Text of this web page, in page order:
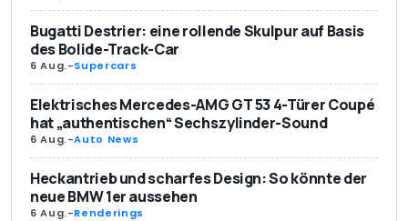
Bugatti Destrier: eine rollende Skulpur auf Basis
des Bolide-Track-Car
6 Aug.-Supercars
Elektrisches Mercedes-AMG GT 53 4-Türer Coupé
hat „authentischen“ Sechszylinder-Sound
6 Aug.-Auto News
Heckantrieb und scharfes Design: So könnte der
neue BMW 1er aussehen
6 Aug.-Renderings